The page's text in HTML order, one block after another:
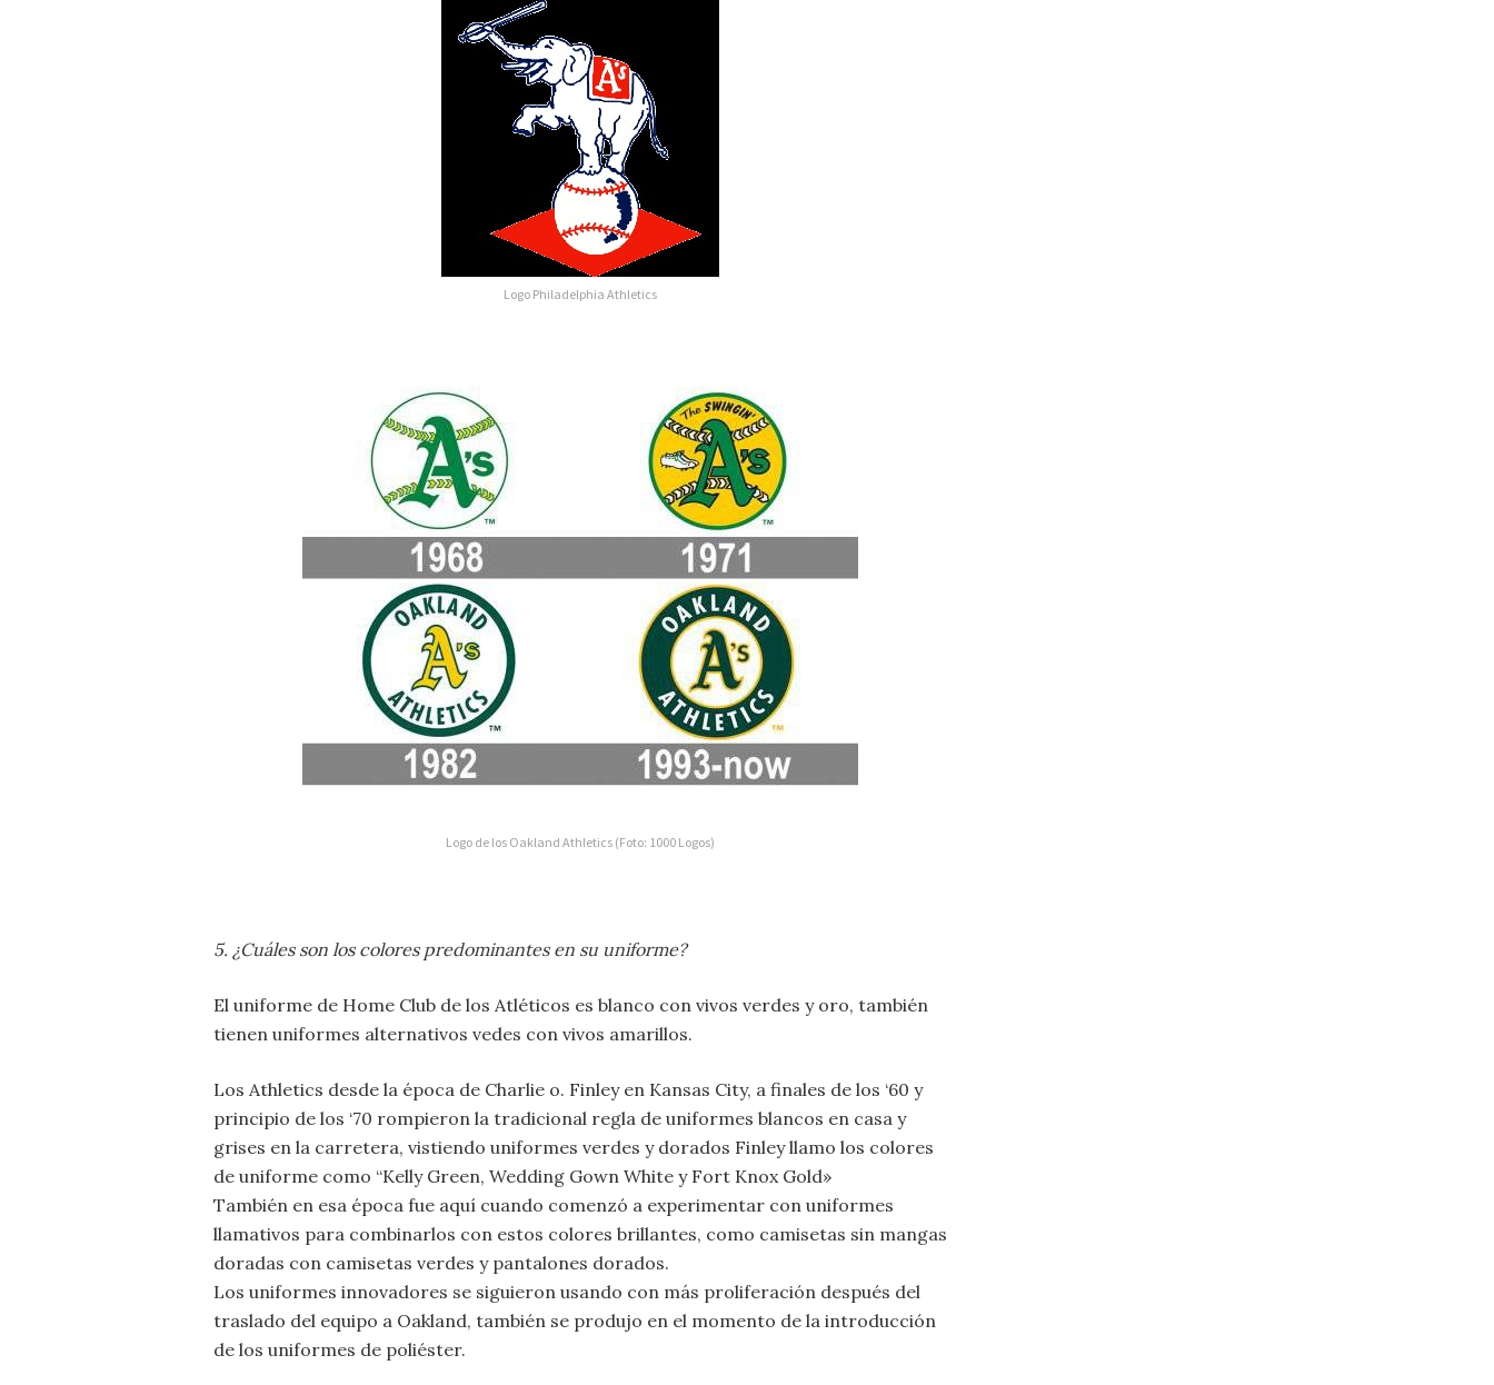
Logo Philadelphia Athletics
Logo de los Oakland Athletics (Foto: 1000 Logos)
5. ¿Cuáles son los colores predominantes en su uniforme?
El uniforme de Home Club de los Atléticos es blanco con vivos verdes y oro, también
tienen uniformes alternativos vedes con vivos amarillos.
Los Athletics desde la época de Charlie o. Finley en Kansas City, a finales de los ‘60 y
principio de los ‘70 rompieron la tradicional regla de uniformes blancos en casa y
grises en la carretera, vistiendo uniformes verdes y dorados Finley llamo los colores
de uniforme como “Kelly Green, Wedding Gown White y Fort Knox Gold»
También en esa época fue aquí cuando comenzó a experimentar con uniformes
llamativos para combinarlos con estos colores brillantes, como camisetas sin mangas
doradas con camisetas verdes y pantalones dorados.
Los uniformes innovadores se siguieron usando con más proliferación después del
traslado del equipo a Oakland, también se produjo en el momento de la introducción
de los uniformes de poliéster.